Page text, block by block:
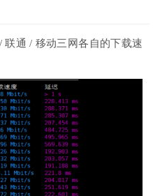
联通 / 移动三网各自的下载速